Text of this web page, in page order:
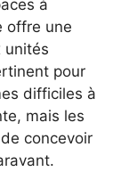
à
offre une
unités
pour
difficiles à
mais les
concevoir